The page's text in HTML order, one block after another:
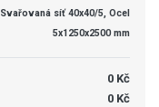
Svařovaná síť 40x40/5, Ocel
5x1250x2500 mm
0 Kč
0 Kč